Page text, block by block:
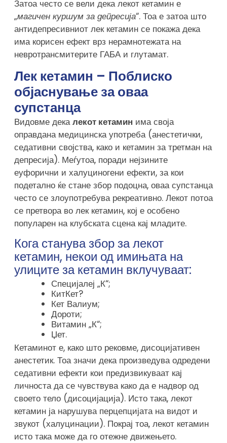
Затоа често се вели дека лекот кетамин е
„магичен куршум за депресија“. Тоа е затоа што
антидепресивниот лек кетамин се покажа дека
има корисен ефект врз нерамнотежата на
невротрансмитерите ГАБА и глутамат.
Лек кетамин – Поблиско
објаснување за оваа
супстанца
Видовме декалекот кетамин има своја
оправдана медицинска употреба (анестетички,
седативни својства, како и кетамин за третман на
депресија). Меѓутоа, поради нејзините
еуфорични и халуциногени ефекти, за кои
подетално ќе стане збор подоцна, оваа супстанца
често се злоупотребува рекреативно. Лекот потоа
се претвора во лек кетамин, кој е особено
популарен на клубската сцена кај младите.
Кога станува збор за лекот
кетамин, некои од имињата на
улиците за кетамин вклучуваат:
Специјалеј „К“;
КитКет?
Кет Валиум;
Дороти;
Витамин „К“;
Џет.
Кетаминот е, како што рековме, дисоцијативен
анестетик. Тоа значи дека произведува одредени
седативни ефекти кои предизвикуваат кај
личноста да се чувствува како да е надвор од
своето тело (дисоцијација). Исто така, лекот
кетамин ја нарушува перцепцијата на видот и
звукот (халуцинации). Покрај тоа, лекот кетамин
исто така може да го отежне движењето.